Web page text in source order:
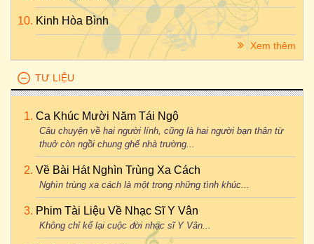
Kinh Hòa Bình
Xem thêm
TƯ LIỆU
Ca Khúc Mười Năm Tái Ngộ
Câu chuyện về hai người lính, cũng là hai người bạn thân từ
thuở còn ngồi chung ghế nhà trường...
Về Bài Hát Nghìn Trùng Xa Cách
Nghìn trùng xa cách là một trong những tình khúc...
Phim Tài Liệu Về Nhạc Sĩ Y Vân
Không chỉ kể lại cuộc đời nhạc sĩ Y Vân...